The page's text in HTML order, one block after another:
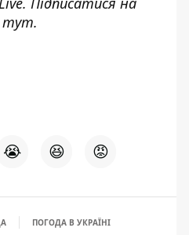
тут.
😭 😆 😡
ПОГОДА В УКРАЇНІ